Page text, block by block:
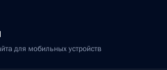
для мобильных устройств